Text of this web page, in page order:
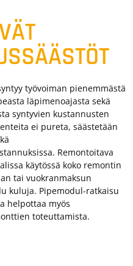
työvoiman pienemmästä
läpimenoajasta sekä
syntyvien kustannusten
ei pureta, säästetään
Remontoitava
käytössä koko remontin
tai vuokranmaksun
kuluja. Pipemodul-ratkaisu
helpottaa myös
toteuttamista.